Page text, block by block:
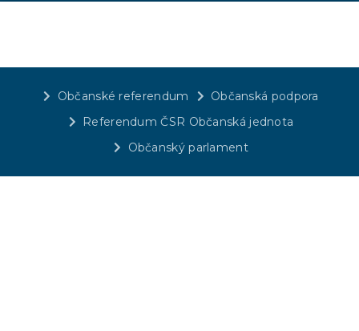
Občanské referendum
Občanská podpora
Referendum ČSR Občanská jednota
Občanský parlament